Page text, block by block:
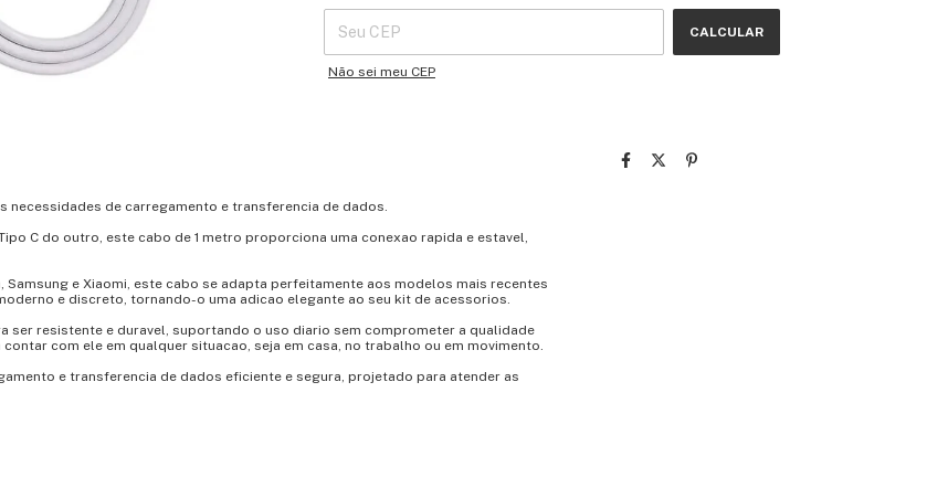
CALCULAR
Não sei meu CEP
necessidades de carregamento e transferencia de dados.
C do outro, este cabo de 1 metro proporciona uma conexao rapida e estavel,
e Xiaomi, este cabo se adapta perfeitamente aos modelos mais recentes
e discreto, tornando-o uma adicao elegante ao seu kit de acessorios.
ser resistente e duravel, suportando o uso diario sem comprometer a qualidade
com ele em qualquer situacao, seja em casa, no trabalho ou em movimento.
e transferencia de dados eficiente e segura, projetado para atender as